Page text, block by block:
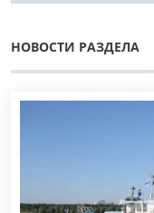
НОВОСТИ РАЗДЕЛА